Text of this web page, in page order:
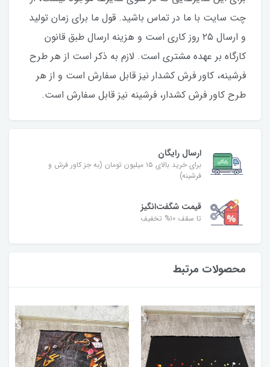
چت سایت با ما در تماس باشید. قول ما برای زمان تولید
و ارسال ۲۵‌ روز کاری است و هزینه ارسال طبق قانون
کارگاه بر عهده مشتری است. لازم به ذکر است از هر طرح
فرشینه، کاور فرش کشدار نیز قابل‌ سفارش است و از هر
طرح کاور فرش کشدار، فرشینه نیز قابل‌ سفارش است.
ارسال رایگان
برای خرید بالای ۱۵ میلیون تومان (به جز کاور فرش و
فرشینه)
قیمت شگفت‌انگیز
تا سقف ۱۰% تخفیف
محصولات مرتبط